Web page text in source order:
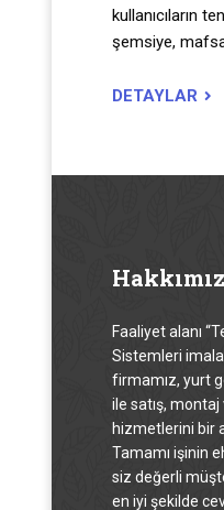
kullanıcıların
şemsiye,
DETAYLAR
Faaliyet alanı
Sistemleri
firmamız, yurt
ile satış,
hizmetlerini bir
Tamamı işinin
siz değerli
en iyi şekilde